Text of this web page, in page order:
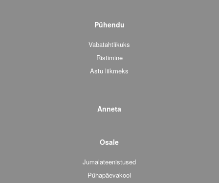
Pühendu
Vabatahtlikuks
Ristimine
Astu liikmeks
Anneta
Osale
Jumalateenistused
Pühapäevakool